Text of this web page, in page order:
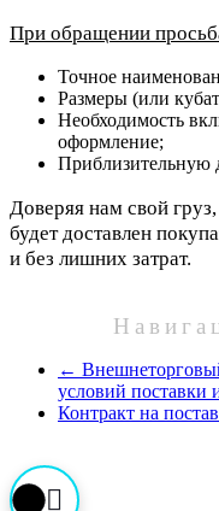
При обращении
Точное
Размеры (или
Необходимость
оформление;
Приблизительную
Доверяя нам свой
будет доставлен
и без лишних затрат.
←
условий поставки
Контракт на